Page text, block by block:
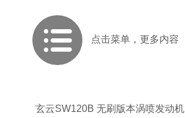
点击菜单，更多内容
玄云SW120B 无刷版本涡喷发动机